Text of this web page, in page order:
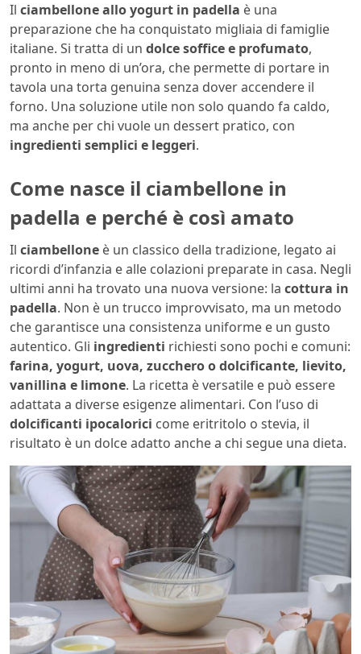
Il ciambellone allo yogurt in padella è una
preparazione che ha conquistato migliaia di famiglie
italiane. Si tratta di un dolce soffice e profumato,
pronto in meno di un’ora, che permette di portare in
tavola una torta genuina senza dover accendere il
forno. Una soluzione utile non solo quando fa caldo,
ma anche per chi vuole un dessert pratico, con
ingredienti semplici e leggeri.
Come nasce il ciambellone in
padella e perché è così amato
Il ciambellone è un classico della tradizione, legato ai
ricordi d’infanzia e alle colazioni preparate in casa. Negli
ultimi anni ha trovato una nuova versione: la cottura in
padella. Non è un trucco improvvisato, ma un metodo
che garantisce una consistenza uniforme e un gusto
autentico. Gli ingredienti richiesti sono pochi e comuni:
farina, yogurt, uova, zucchero o dolcificante, lievito,
vanillina e limone. La ricetta è versatile e può essere
adattata a diverse esigenze alimentari. Con l’uso di
dolcificanti ipocalorici come eritritolo o stevia, il
risultato è un dolce adatto anche a chi segue una dieta.